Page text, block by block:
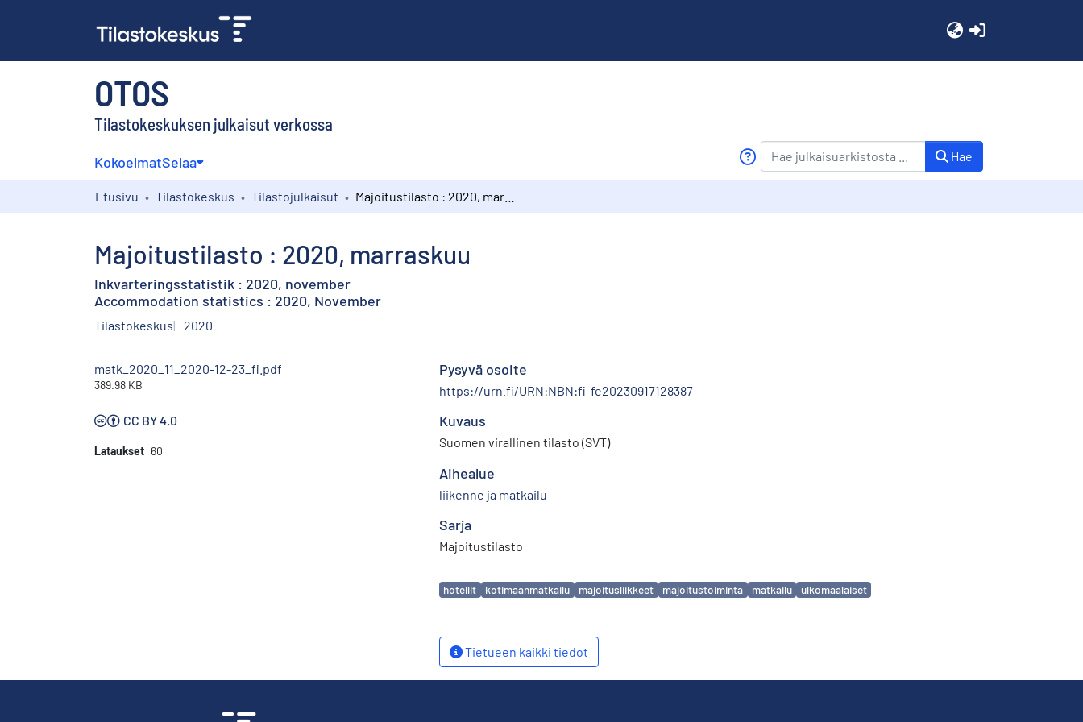
OTOS
Tilastokeskuksen julkaisut verkossa
KokoelmatSelaa Hae
Etusivu Tilastokeskus Tilastojulkaisut
Majoitustilasto : 2020, marraskuu
Inkvarteringsstatistik : 2020, november
Accommodation statistics : 2020, November
Tilastokeskus 2020
matk_2020_11_2020-12-23_fi.pdf
389.98 KB
CC BY 4.0
Lataukset 60
Pysyvä osoite
https://urn.fi/URN:NBN:fi-fe20230917128387
Kuvaus
Suomen virallinen tilasto (SVT)
Aihealue
liikenne ja matkailu
Sarja
Majoitustilasto
Avainsanat
hotellit kotimaanmatkailu majoitusliikkeet majoitustoiminta matkailu ulkomaalaiset
Tietueen kaikki tiedot